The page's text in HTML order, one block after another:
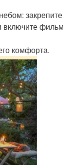
закрепите
включите фильм
комфорта.